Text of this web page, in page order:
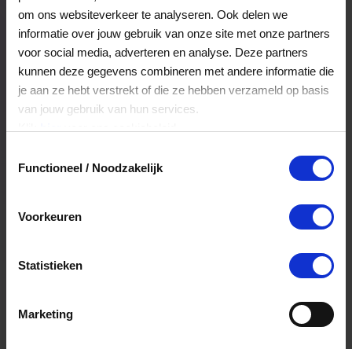
om ons websiteverkeer te analyseren. Ook delen we
informatie over jouw gebruik van onze site met onze partners
voor social media, adverteren en analyse. Deze partners
kunnen deze gegevens combineren met andere informatie die
je aan ze hebt verstrekt of die ze hebben verzameld op basis
van jouw gebruik van hun services.
Functioneel / Noodzakelijk
Voorkeuren
Statistieken
Marketing
Veelgestelde Vragen
Hoelang blijft mijn saldo geldig?
Het volledige saldo op de VVV cadeaukaart
is minimaal drie jaar geldig.
Kan ik het saldo in delen besteden?
cadeaukaart in delen uitgeven.
Ja, je mag het saldo van je VVV
cadeaukaart in delen uitgeven.